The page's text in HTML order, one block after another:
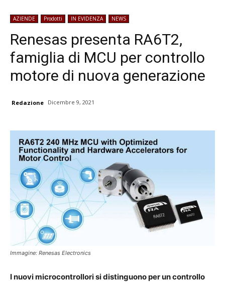
AZIENDE Prodotti IN EVIDENZA NEWS
Renesas presenta RA6T2,
famiglia di MCU per controllo
motore di nuova generazione
Redazione Dicembre 9, 2021
Immagine: Renesas Electronics
I nuovi microcontrollori si distinguono per un controllo